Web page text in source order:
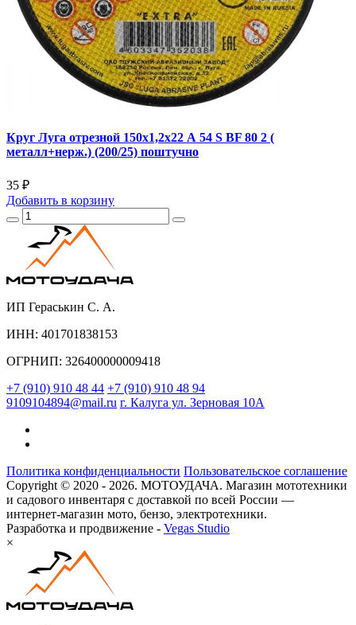
Круг Луга отрезной 150х1,2х22 А 54 S BF 80 2 (
металл+нерж.) (200/25) поштучно
35 ₽
Добавить в корзину
ИП Гераськин С. А.
ИНН: 401701838153
ОГРНИП: 326400000009418
+7 (910) 910 48 44 +7 (910) 910 48 94
9109104894@mail.ru г. Калуга ул. Зерновая 10А
Политика конфиденциальности Пользовательское соглашение
Copyright © 2020 - 2026. МОТОУДАЧА. Магазин мототехники
и садового инвентаря с доставкой по всей России —
интернет-магазин мото, бензо, электротехники.
Разработка и продвижение - Vegas Studio
×